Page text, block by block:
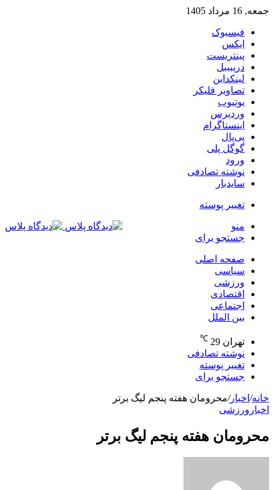
جمعه, 16 مرداد 1405
فیسبوک
ایکس
پینتریست
دریبببل
لینکداین
تصاویر فلیکر
یوتیوب
وردپرس
اینستاگرام
پی‌پال
گوگل پلی
ورود
نوشته تصادفی
سایدبار
تغییر پوسته
منو
جستجو برای
صفحه اصلی
سیاسی
ورزشی
اقتصادی
اجتماعی
بین الملل
تهران 29
℃
نوشته تصادفی
تغییر پوسته
جستجو برای
خانه/ اخبار/محرومان هفته پنجم لیگ برتر
اخبار ورزشی
محرومان هفته پنجم لیگ برتر